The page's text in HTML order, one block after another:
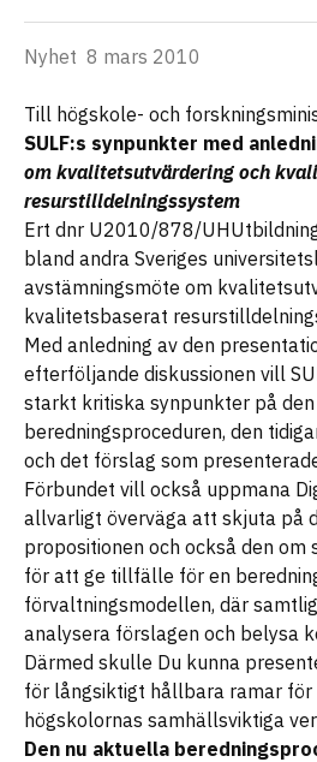
Nyhet 8 mars 2010
Till högskole- och
SULF:s synpunkter med
om kvalitetsutvärdering och
resurstilldelningssystem
Ert dnr U2010/878/
bland andra Sveriges
avstämningsmöte om
kvalitetsbaserat
Med anledning av den
efterföljande diskussionen vill
starkt kritiska synpunkter på
beredningsproceduren, den
och det förslag som
Förbundet vill också uppmana
allvarligt överväga att skjuta på
propositionen och också den
för att ge tillfälle för en
förvaltningsmodellen, där
analysera förslagen och belysa
Därmed skulle Du kunna
för långsiktigt hållbara ramar för
högskolornas samhällsviktiga
Den nu aktuella